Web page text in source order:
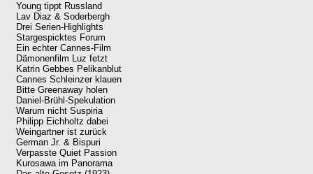
Young tippt Russland
Lav Diaz & Soderbergh
Drei Serien-Highlights
Stargespicktes Forum
Ein echter Cannes-Film
Dämonenfilm Luz fetzt
Katrin Gebbes Pelikanblut
Cannes Schleinzer klauen
Bitte Greenaway holen
Daniel-Brühl-Spekulation
Warum nicht Suspiria
Philipp Eichholtz dabei
Weingartner ist zurück
German Jr. & Bispuri
Verpasste Quiet Passion
Kurosawa im Panorama